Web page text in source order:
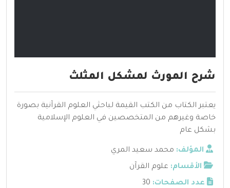
شرح المورث لمشكل المثلث
يعتبر الكتاب من الكتب القيمة لباحثي العلوم القرآنية بصورة
خاصة وغيرهم من المتخصصين في العلوم الإسلامية
بشكل عام
المؤلف: محمد سعيد المري
الأقسام: علوم القرآن
عدد الصفحات: 30